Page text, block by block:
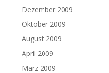
Dezember 2009
Oktober 2009
August 2009
April 2009
März 2009